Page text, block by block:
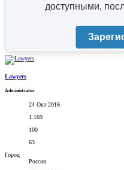
доступными,
Lawyers
Administrator
24 Окт 2016
1.169
100
63
Город
Россия